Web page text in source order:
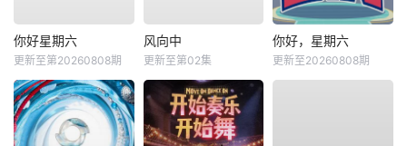
你好星期六
更新至第20260808期
风向中
更新至第02集
你好，星期六
更新至20260808期